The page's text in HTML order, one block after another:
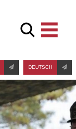
DEUTSCH